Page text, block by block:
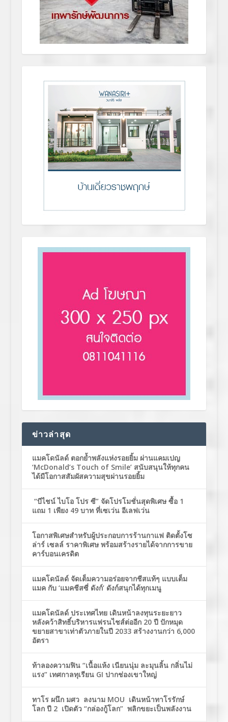
ข่าวล่าสุด
แมคโดนัลด์ ตอกย้ำพลังแห่งรอยยิ้ม ผ่านแคมเปญ
‘McDonald’s Touch of Smile’ สนับสนุนให้ทุกคน
ได้มีโอกาสสัมผัสความสุขผ่านรอยยิ้ม
“บีไชน์ ไบโอ โปร ซี” จัดโปรโมชั่นสุดพิเศษ ซื้อ 1
แถม 1 เพียง 49 บาท ที่เซเว่น อีเลฟเว่น
โอกาสพิเศษสำหรับผู้ประกอบการร้านกาแฟ ติดตั้งโซ
ล่าร์ เซลล์ ราคาพิเศษ พร้อมสร้างรายได้จากการขาย
คาร์บอนเครดิต
แมคโดนัลด์ จัดเต็มความอร่อยจากชีสแท้ๆ แบบเต็ม
แมค กับ ‘แมคชีสซี่ ดังก์’ ดังก์สนุกได้ทุกเมนู
แมคโดนัลด์ ประเทศไทย เดินหน้าลงทุนระยะยาว
หลังคว้าสิทธิ์บริหารแฟรนไชส์ต่ออีก 20 ปี ปักหมุด
ขยายสาขาเท่าตัวภายในปี 2033 สร้างงานกว่า 6,000
อัตรา
ท้าลองความฟิน “เนื้อแห้ง เนียนนุ่ม ละมุนลิ้น กลิ่นไม่
แรง” เทศกาลทุเรียน GI ปากช่องเขาใหญ่
ทาโร ผนึก มศว ลงนาม MOU เดินหน้าทาโรรักษ์
โลก ปี 2 เปิดตัว “กล่องกู้โลก” พลิกขยะเป็นพลังงาน